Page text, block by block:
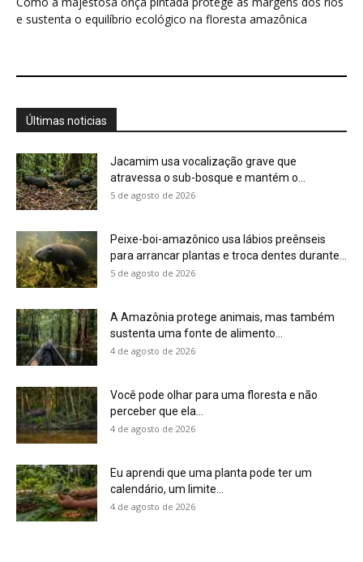
5 de agosto de 2026
Você pode olhar para uma floresta e não
4 de agosto de 2026
4 de agosto de 2026